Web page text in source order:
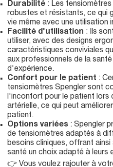
Durabilité : Les
robustes et résistants, ce qui
vie même avec une utilisation
Facilité d'utilisation : Ils
utiliser, avec des designs
caractéristiques conviviales
aux professionnels de la
d'expérience.
Confort pour le patient :
tensiomètres Spengler sont
l'inconfort pour le patient lors
artérielle, ce qui peut
patient.
Options variées : Spengler
de tensiomètres adaptés à
besoins cliniques, offrant
santé un choix adapté à leurs
👉 Vous voulez rajouter à